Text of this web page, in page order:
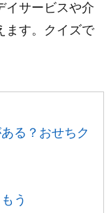
イサービスや介
ます。クイズで
る？おせちク
う